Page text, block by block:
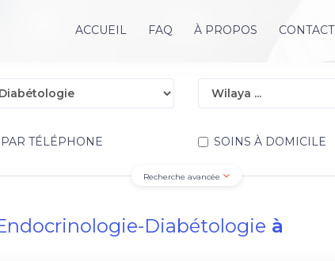
ACCUEIL FAQ À PROPOS CONTACT
TÉLÉPHONE SOINS À DOMICILE
Recherche avancée
Diabétologie à